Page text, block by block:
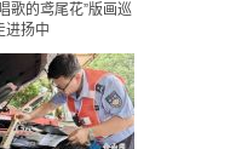
歌的鸢尾花”版画巡
进扬中